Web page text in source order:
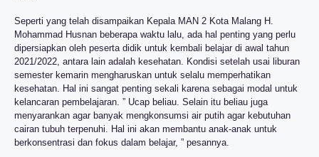
Seperti yang telah disampaikan Kepala MAN 2 Kota Malang H.
Mohammad Husnan beberapa waktu lalu, ada hal penting yang perlu
dipersiapkan oleh peserta didik untuk kembali belajar di awal tahun
2021/2022, antara lain adalah kesehatan. Kondisi setelah usai liburan
semester kemarin mengharuskan untuk selalu memperhatikan
kesehatan. Hal ini sangat penting sekali karena sebagai modal untuk
kelancaran pembelajaran. ” Ucap beliau. Selain itu beliau juga
menyarankan agar banyak mengkonsumsi air putih agar kebutuhan
cairan tubuh terpenuhi. Hal ini akan membantu anak-anak untuk
berkonsentrasi dan fokus dalam belajar, ” pesannya.